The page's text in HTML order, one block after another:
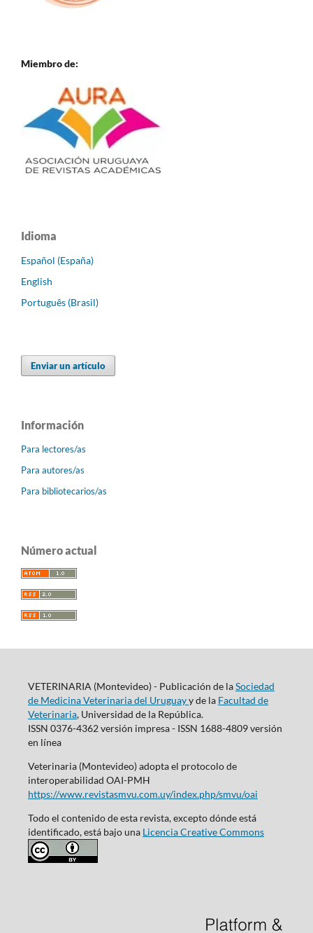
Miembro de:
Idioma
Español (España)
English
Português (Brasil)
Enviar un artículo
Información
Para lectores/as
Para autores/as
Para bibliotecarios/as
Número actual
VETERINARIA (Montevideo) - Publicación de laSociedad
de Medicina Veterinaria del Uruguayy de la Facultad de
Veterinaria, Universidad de la República.
ISSN 0376-4362 versión impresa - ISSN 1688-4809 versión
en línea
Veterinaria (Montevideo) adopta el protocolo de
interoperabilidad OAI-PMH
https://www.revistasmvu.com.uy/index.php/smvu/oai
Todo el contenido de esta revista, excepto dónde está
identificado, está bajo una Licencia Creative Commons